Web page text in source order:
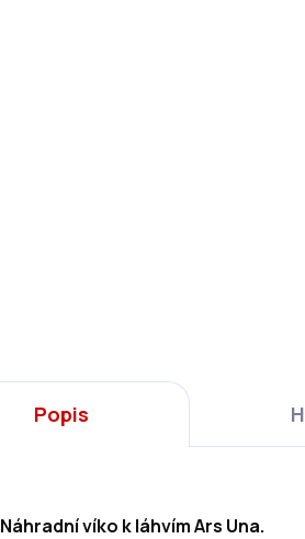
Popis
Náhradní víko k láhvím Ars Una.